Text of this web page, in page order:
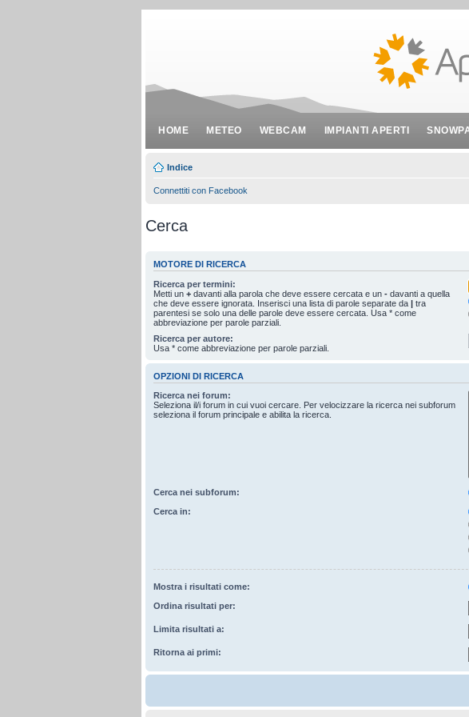
HOME METEO WEBCAM IMPIANTI APERTI
Indice
Connettiti con Facebook
Cerca
MOTORE DI RICERCA
Ricerca per termini:
Metti un + davanti alla parola che deve essere cercata e un - davanti a quella
che deve essere ignorata. Inserisci una lista di parole separate da | tra
parentesi se solo una delle parole deve essere cercata. Usa * come
abbreviazione per parole parziali.
Ricerca per autore:
Usa * come abbreviazione per parole parziali.
OPZIONI DI RICERCA
Ricerca nei forum:
Seleziona il/i forum in cui vuoi cercare. Per velocizzare la ricerca nei subforum
seleziona il forum principale e abilita la ricerca.
Cerca nei subforum:
Cerca in:
Mostra i risultati come:
Ordina risultati per:
Limita risultati a:
Ritorna ai primi: